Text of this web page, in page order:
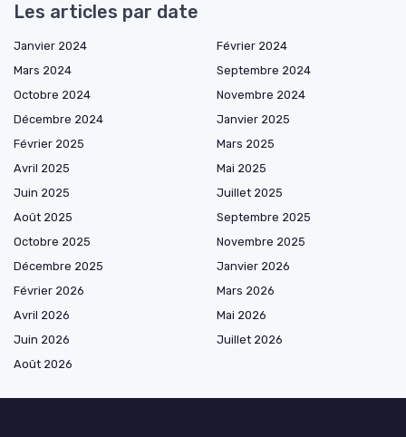
Les articles par date
Janvier 2024
Février 2024
Mars 2024
Septembre 2024
Octobre 2024
Novembre 2024
Décembre 2024
Janvier 2025
Février 2025
Mars 2025
Avril 2025
Mai 2025
Juin 2025
Juillet 2025
Août 2025
Septembre 2025
Octobre 2025
Novembre 2025
Décembre 2025
Janvier 2026
Février 2026
Mars 2026
Avril 2026
Mai 2026
Juin 2026
Juillet 2026
Août 2026